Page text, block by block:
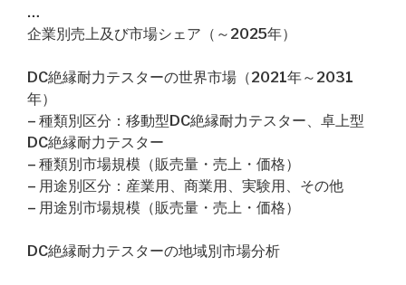
…
企業別売上及び市場シェア（～2025年）
DC絶縁耐力テスターの世界市場（2021年～2031
年）
– 種類別区分：移動型DC絶縁耐力テスター、卓上型
DC絶縁耐力テスター
– 種類別市場規模（販売量・売上・価格）
– 用途別区分：産業用、商業用、実験用、その他
– 用途別市場規模（販売量・売上・価格）
DC絶縁耐力テスターの地域別市場分析